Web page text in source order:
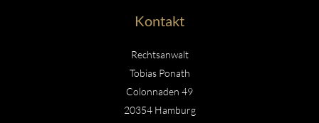
Kontakt
Rechtsanwalt
Tobias Ponath
Colonnaden 49
20354 Hamburg